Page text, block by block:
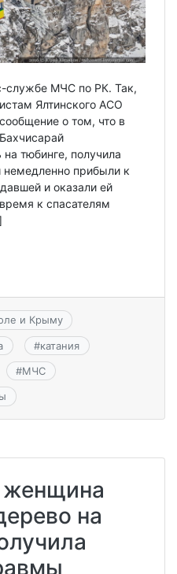
службе МЧС по РК. Так,
Ялтинского АСО
о том, что в
тюбинге, получила
немедленно прибыли к
и оказали ей
к спасателям
и Крыму
#катания
#МЧС
на